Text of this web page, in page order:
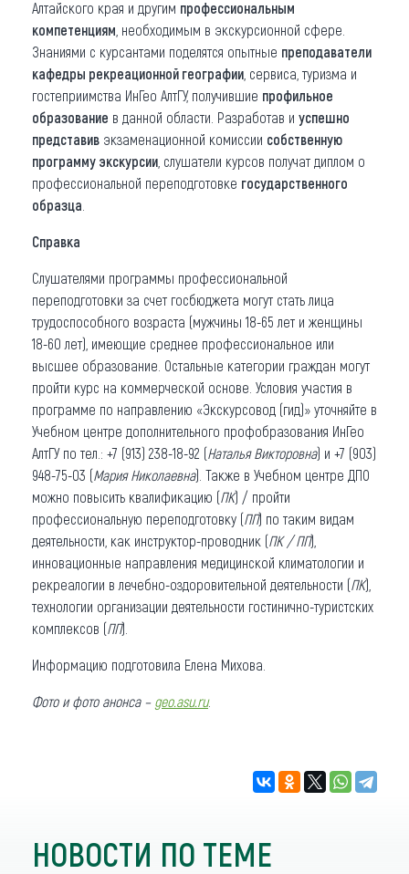
Алтайского края и другим профессиональным
компетенциям , необходимым в экскурсионной сфере.
Знаниями с курсантами поделятся опытные преподаватели
кафедры рекреационной географии , сервиса, туризма и
гостеприимства ИнГео АлтГУ, получившие профильное
образование в данной области. Разработав и успешно
представив экзаменационной комиссии собственную
программу экскурсии , слушатели курсов получат диплом о
профессиональной переподготовке государственного
образца
Справка
Слушателями программы профессиональной
переподготовки за счет госбюджета могут стать лица
трудоспособного возраста (мужчины 18-65 лет и женщины
18-60 лет), имеющие среднее профессиональное или
высшее образование. Остальные категории граждан могут
пройти курс на коммерческой основе. Условия участия в
программе по направлению «Экскурсовод (гид)» уточняйте в
Учебном центре дополнительного профобразования ИнГео
АлтГУ по тел.: +7 (913) 238-18-92 (Наталья Викторовна) и +7 (903)
948-75-03 (Мария Николаевна). Также в Учебном центре ДПО
можно повысить квалификацию (ПК) / пройти
профессиональную переподготовку (ПП) по таким видам
деятельности, как инструктор-проводник (ПК / ПП),
инновационные направления медицинской климатологии и
рекреалогии в лечебно-оздоровительной деятельности (ПК),
технологии организации деятельности гостинично-туристских
комплексов (ПП).
Информацию подготовила Елена Михова.
Фото и фото анонса – geo.asu.ru.
НОВОСТИ ПО ТЕМЕ